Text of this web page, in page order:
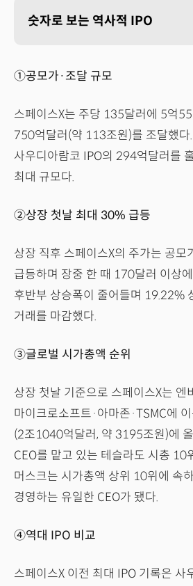
숫자로 보는 역사적 IPO
①공모가·조달 규모
스페이스X는 주당 135달러에 5억
750억달러(약 113조원)를 조달했
사우디아람코 IPO의 294억달러를
최대 규모다.
②상장 첫날 최대 30% 급등
상장 직후 스페이스X의 주가는 공모
급등하며 장중 한 때 170달러 이상
후반부 상승폭이 줄어들며 19.22%
거래를 마감했다.
③글로벌 시가총액 순위
상장 첫날 기준으로 스페이스X는 엔
마이크로소프트·아마존·TSMC에
(2조1040억달러, 약 3195조원)에
CEO를 맡고 있는 테슬라도 시총 10
머스크는 시가총액 상위 10위에 속
경영하는 유일한 CEO가 됐다.
④역대 IPO 비교
스페이스X 이전 최대 IPO 기록은 사